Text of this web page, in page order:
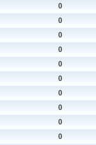
0
0
0
0
0
0
0
0
0
0